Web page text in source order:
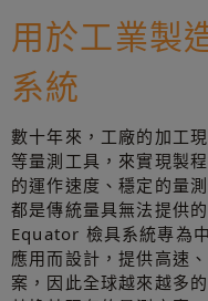
用於工業製
系統
數十年來，工廠的加工
等量測工具，來實現製
的運作速度、穩定的量
都是傳統量具無法提供的
Equator 檢具系統專為
應用而設計，提供高速
案，因此全球越來越多